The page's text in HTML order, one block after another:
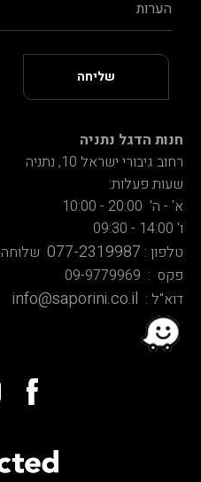
חנות הדגל נתניה
רחוב גיבורי ישראל 10, נתניה
שעות פעלות:
א' - ה' 20:00 - 10:00
ו' 14:00 - 09:30
טלפון : 077-2319987 שלוחה 1
פקס : 09-9779969
דוא"ל : info@saporini.co.il